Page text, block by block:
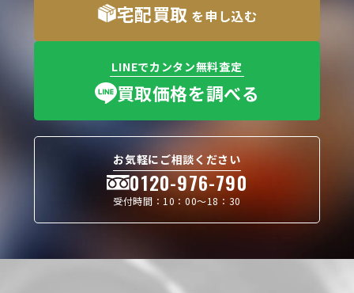
宅配買取 を申し込む
LINEでカンタン無料査定
買取価格を調べる
お気軽にご相談ください
0120-976-790
受付時間：10：00〜18：30